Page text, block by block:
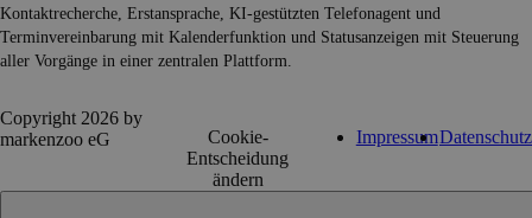
Kontaktrecherche, Erstansprache, KI-gestützten Telefonagent und
Terminvereinbarung mit Kalenderfunktion und Statusanzeigen mit Steuerung
aller Vorgänge in einer zentralen Plattform.
Copyright 2026 by
markenzoo eG
Cookie-
Entscheidung
ändern
ImpressumDatenschutz